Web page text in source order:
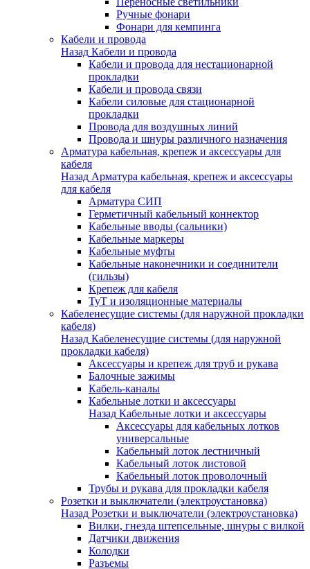
Ручные фонари
Фонари для кемпинга
Кабели и провода
Назад Кабели и провода
Кабели и провода для нестационарной
прокладки
Кабели и провода связи
Кабели силовые для стационарной
прокладки
Провода для воздушных линий
Провода и шнуры различного назначения
Арматура кабельная, крепеж и аксессуары для
кабеля
Назад Арматура кабельная, крепеж и аксессуары
для кабеля
Арматура СИП
Герметичный кабельный коннектор
Кабельные вводы (сальники)
Кабельные маркеры
Кабельные муфты
Кабельные наконечники и соединители
(гильзы)
Крепеж для кабеля
ТуТ и изоляционные материалы
Кабеленесущие системы (для наружной прокладки
кабеля)
Назад Кабеленесущие системы (для наружной
прокладки кабеля)
Аксессуары и крепеж для труб и рукава
Балочные зажимы
Кабель-каналы
Кабельные лотки и аксессуары
Назад Кабельные лотки и аксессуары
Аксессуары для кабельных лотков
универсальные
Кабельный лоток лестничный
Кабельный лоток листовой
Кабельный лоток проволочный
Трубы и рукава для прокладки кабеля
Розетки и выключатели (электроустановка)
Назад Розетки и выключатели (электроустановка)
Вилки, гнезда штепсельные, шнуры с вилкой
Датчики движения
Колодки
Разъемы